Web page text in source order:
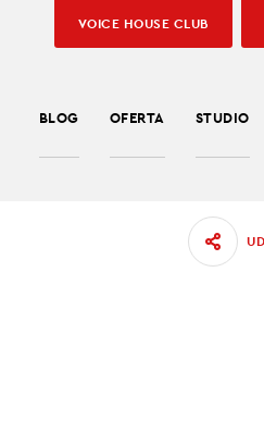
BLOG OFERTA STUDIO
VOICE HOUSE CLUB